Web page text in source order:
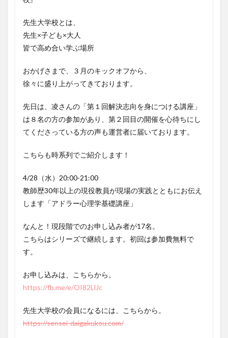
先生大学校とは、
先生×子ども×大人
皆で高め合い学ぶ場所
おかげさまで、３月のキックオフから、
徐々に盛り上がってきております。
先日は、凌さんの「第１回解決志向を身につける講座」
は８名の方の参加があり、第２回目の開催を心待ちにし
てくださっている方の声も運営者に届いております。
こちらも時系列でご紹介します！
4/28（水）20:00-21:00
教師歴30年以上の現役教員が現場の実践とともにお伝え
します「アドラー心理学基礎講座」
なんと！現段階でのお申し込み者が17名。
こちらはシリーズで継続します。初回は参加費無料で
す。
お申し込みは、こちらから。
https://fb.me/e/OI82LlJc
先生大学校の会員になるには、こちらから。
https://sensei-daigakukou.com/